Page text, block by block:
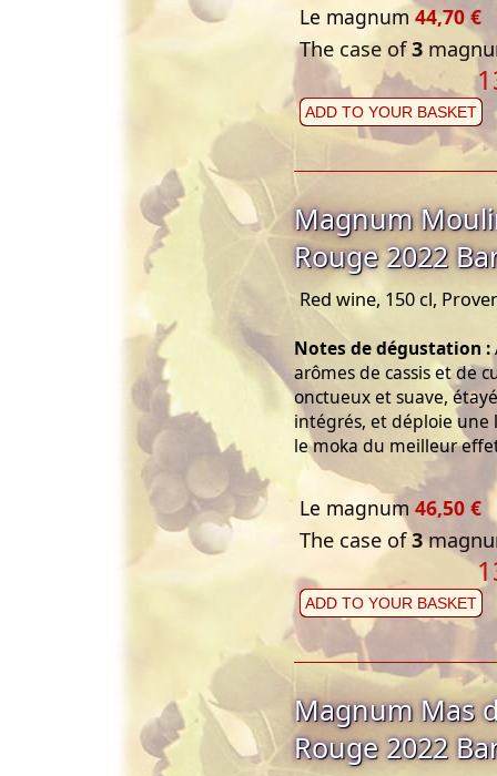
Le magnum 44,70 €
The case of3
ADD TO YOUR BASKET
Magnum
Rouge 2022
Red wine, 150 cl,
Notes de dégustation :
arômes de cassis et de
onctueux et suave,
intégrés, et déploie une
le moka du meilleur
Le magnum 46,50 €
The case of3
ADD TO YOUR BASKET
Magnum Mas
Rouge 2022